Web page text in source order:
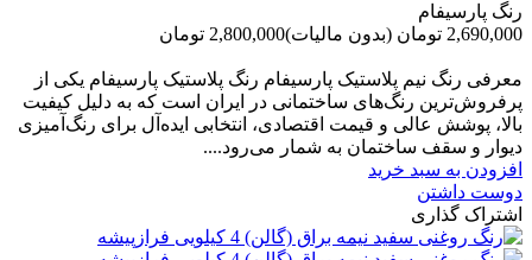
رنگ پارسیفام
2,690,000 تومان
(بدون مالیات)2,800,000 تومان
معرفی رنگ نیم پلاستیک پارسیفام رنگ پلاستیک پارسیفام یکی از
پرفروش‌ترین رنگ‌های ساختمانی در ایران است که به دلیل کیفیت
بالا، پوشش عالی و قیمت اقتصادی، انتخابی ایده‌آل برای رنگ‌آمیزی
دیوار و سقف ساختمان به شمار می‌رود....
افزودن به سبد خرید
دوست داشتن
اشتراک گذاری